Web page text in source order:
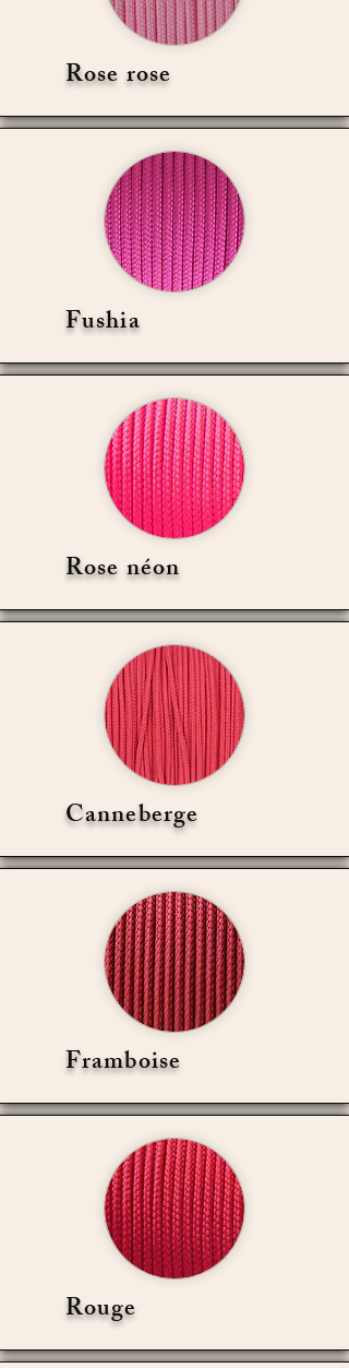
Rose rose
Fushia
Rose néon
Canneberge
Framboise
Rouge